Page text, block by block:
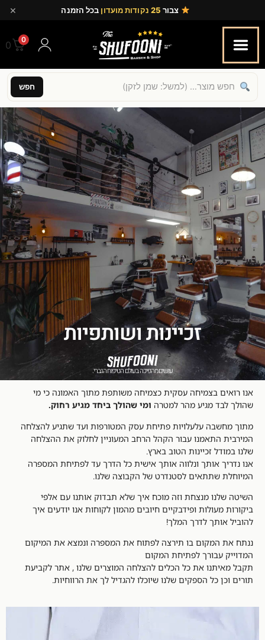
0
0.00
חפש
זכיינות ושותפיות
עושים מהפיכה בעולם הטיפוח הגברי.
אנו רואים בצמיחה עסקית כצמיחה משותפת מתוך האמונה כי מי
שהולך לבד מגיע מהר למטרה ומי שהולך ביחד מגיע רחוק.
מתוך מחשבה עלעלויות פתיחת עסק המטורפות ועד שתגיע להצלחה
המירבית התאמנו עבור הקהל הרחב המעוניין לחלוק את ההצלחה
שלנו במודל זכיינות הטוב בארץ.
אנו נדריך אותך ונלווה אותך אישית כל הדרך עד לפתיחת המספרה
המיוחלת שתתאים לסטנדרט של הקבוצה שלנו.
השיטה שלנו מנצחת וזה מוכח איך שלא תבדוק אותנו עם אלפי
ביקורות מעולות ופידבקיים חיובים מהמון לקוחות אנו יודעים איך
להוביל אותך לדרך המלך!
ננתח את המקום בו תירצה לפתוח את המספרה ונמצא את המיקום
המדוייק עבורך לפתיחת המקום
תקבל מאיתנו את כל הכלים להצלחה המוצרים שלנו , אתר לקביעת
תורים וכן כל הספקים שלנו שיוכלו להגדיל לך את הרווחיות.
צבור 25 נקודות מועדון בכל הזמנה ×